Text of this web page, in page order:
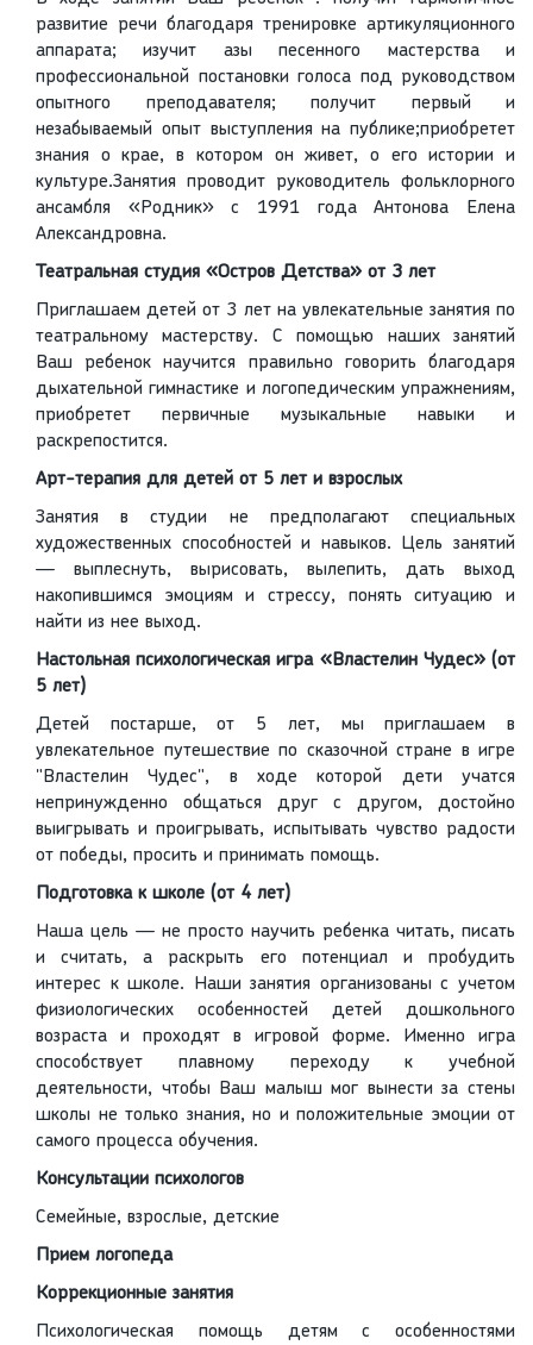
развитие речи благодаря тренировке артикуляционного
аппарата; изучит азы песенного мастерства и
профессиональной постановки голоса под руководством
опытного преподавателя; получит первый и
незабываемый опыт выступления на публике;приобретет
знания о крае, в котором он живет, о его истории и
культуре.Занятия проводит руководитель фольклорного
ансамбля «Родник» с 1991 года Антонова Елена
Александровна.
Театральная студия «Остров Детства» от 3 лет
Приглашаем детей от 3 лет на увлекательные занятия по
театральному мастерству. С помощью наших занятий
Ваш ребенок научится правильно говорить благодаря
дыхательной гимнастике и логопедическим упражнениям,
приобретет первичные музыкальные навыки и
раскрепостится.
Арт-терапия для детей от 5 лет и взрослых
Занятия в студии не предполагают специальных
художественных способностей и навыков. Цель занятий
— выплеснуть, вырисовать, вылепить, дать выход
накопившимся эмоциям и стрессу, понять ситуацию и
найти из нее выход.
Настольная психологическая игра «Властелин Чудес» (от
5 лет)
Детей постарше, от 5 лет, мы приглашаем в
увлекательное путешествие по сказочной стране в игре
"Властелин Чудес", в ходе которой дети учатся
непринужденно общаться друг с другом, достойно
выигрывать и проигрывать, испытывать чувство радости
от победы, просить и принимать помощь.
Подготовка к школе (от 4 лет)
Наша цель — не просто научить ребенка читать, писать
и считать, а раскрыть его потенциал и пробудить
интерес к школе. Наши занятия организованы с учетом
физиологических особенностей детей дошкольного
возраста и проходят в игровой форме. Именно игра
способствует плавному переходу к учебной
деятельности, чтобы Ваш малыш мог вынести за стены
школы не только знания, но и положительные эмоции от
самого процесса обучения.
Консультации психологов
Семейные, взрослые, детские
Прием логопеда
Коррекционные занятия
Психологическая помощь детям с особенностями